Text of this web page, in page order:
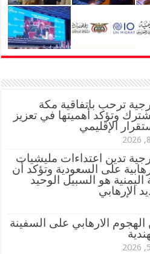
ترحب باتفاقية مكة
وتؤكد أهميتها في تعزيز
الإقليمي
تدين اعتداءات مليشيات
على السعودية وتؤكد أن
اليمنية هو السبيل الوحيد
الإرهابي
الهجوم الارهابي على السفينة